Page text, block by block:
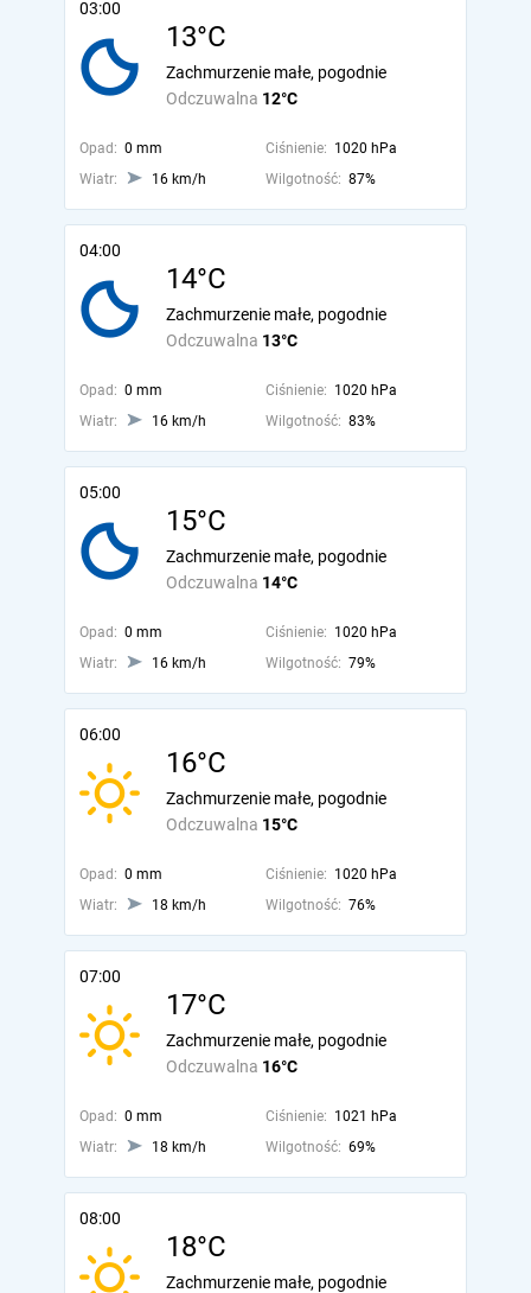
03:00
13°C
Odczuwalna 12°C
Zachmurzenie małe, pogodnie
Opad: 0 mm Ciśnienie: 1020 hPa
Wiatr:
16 km/h Wilgotność: 87%
04:00
14°C
Odczuwalna 13°C
Zachmurzenie małe, pogodnie
Opad: 0 mm Ciśnienie: 1020 hPa
Wiatr:
16 km/h Wilgotność: 83%
05:00
15°C
Odczuwalna 14°C
Zachmurzenie małe, pogodnie
Opad: 0 mm Ciśnienie: 1020 hPa
Wiatr:
16 km/h Wilgotność: 79%
06:00
16°C
Odczuwalna 15°C
Zachmurzenie małe, pogodnie
Opad: 0 mm Ciśnienie: 1020 hPa
Wiatr:
18 km/h Wilgotność: 76%
07:00
17°C
Odczuwalna 16°C
Zachmurzenie małe, pogodnie
Opad: 0 mm Ciśnienie: 1021 hPa
Wiatr:
18 km/h Wilgotność: 69%
08:00
18°C
Zachmurzenie małe, pogodnie